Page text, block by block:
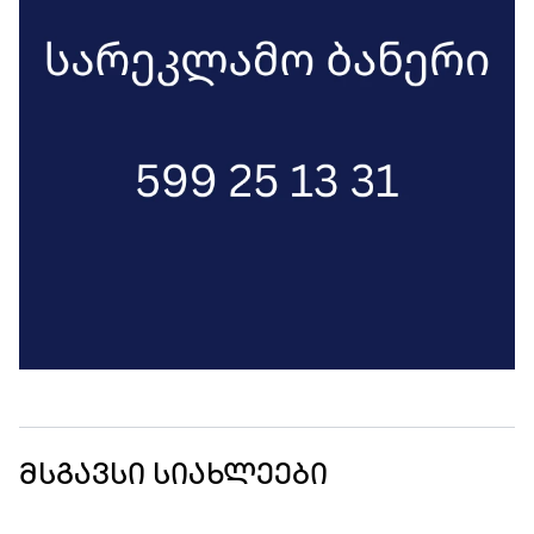
ევროკომისიის პრეზიდენტმა.
მსგავსი სიახლეები